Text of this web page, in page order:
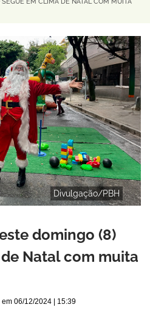
Divulgação/PBH
domingo (8)
Natal com muita
em 06/12/2024 | 15:39